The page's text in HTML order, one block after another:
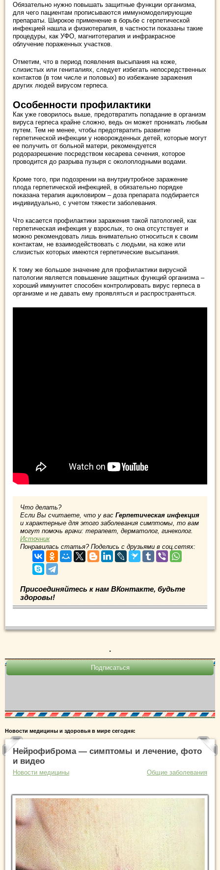
Обязательно нужно повышать защитные функции организма,
для чего пациентам прописываются иммуномоделирующие
препараты. Широкое применение в борьбе с герпетической
инфекцией нашла и физиотерапия, в частности показаны такие
процедуры, как УФО, магнитотерапия и инфракрасное
облучение пораженных участков.
Отметим, что в период появления высыпания на коже,
слизистых или гениталиях, следует избегать непосредственных
контактов (в том числе и половых) во избежание заражения
других людей вирусом герпеса.
Особенности профилактики
Как уже говорилось выше, предотвратить попадание в организм
вируса герпеса крайне сложно, ведь он может проникать любым
путем. Тем не менее, чтобы предотвратить развитие
герпетической инфекции у новорожденных детей, которые могут
ее получить от больной матери, рекомендуется
родоразрешение посредством кесарева сечения, которое
проводится до разрыва пузыря с околоплодными водами.
Кроме того, при подозрении на внутриутробное заражение
плода герпетической инфекцией, в обязательно порядке
показана терапия ацикловиром – доза препарата подбирается
индивидуально, с учетом тяжести заболевания.
Что касается профилактики заражения такой патологией, как
герпетическая инфекция у взрослых, то она отсутствует и
можно рекомендовать лишь внимательно относиться к своим
контактам, не взаимодействовать с людьми, на коже или
слизистых которых имеются герпетические высыпания.
К тому же большое значение для профилактики вирусной
патологии является повышение защитных функций организма –
хороший иммунитет способен контролировать вирус герпеса в
организме и не давать ему проявляться и распространяться.
Что делать?
Если Вы считаете, что у вас Герпетическая инфекция
и характерные для этого заболевания симптомы, то вам
могут помочь врачи: терапевт, дерматолог, гинеколог.
Источник
Понравилась статья? Поделись с друзьями в соц.сетях:
Присоединяйтесь к нам ВКонтакте, будьте
здоровы!
.
Новости медицины и здоровья в мире сегодня:
Нейрофиброма — симптомы и лечение, фото
и видео
Новости медицины Общие заболевания